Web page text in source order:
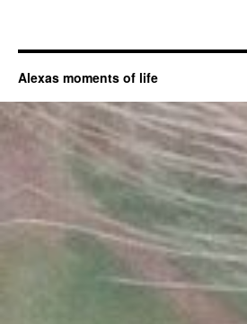
Alexas moments of life